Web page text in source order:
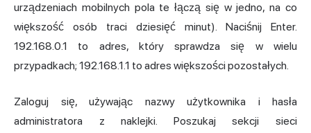
urządzeniach mobilnych pola te łączą się w jedno, na co
większość osób traci dziesięć minut). Naciśnij Enter.
192.168.0.1 to adres, który sprawdza się w wielu
przypadkach; 192.168.1.1 to adres większości pozostałych.
Zaloguj się, używając nazwy użytkownika i hasła
administratora z naklejki. Poszukaj sekcji sieci